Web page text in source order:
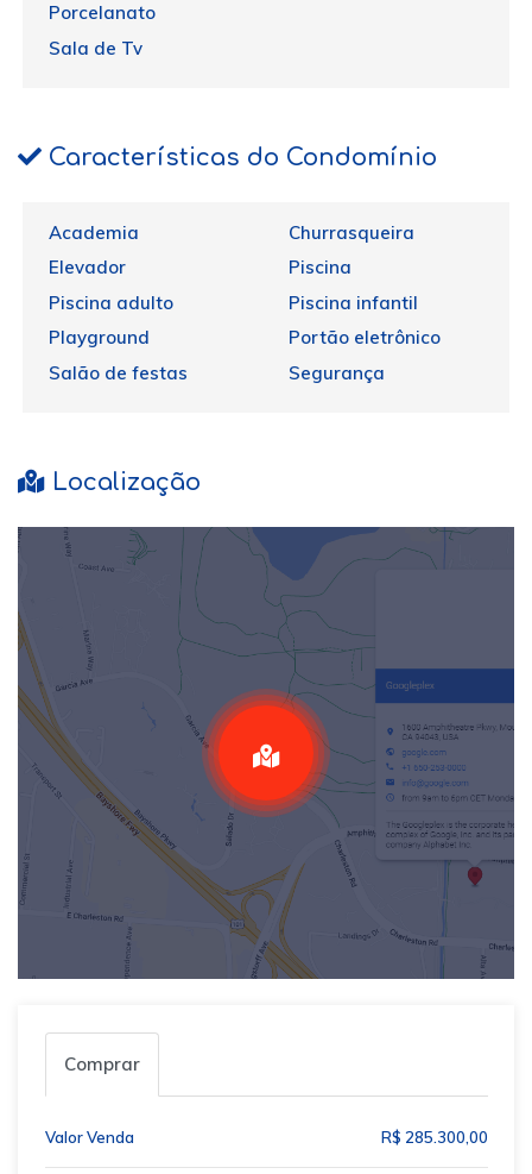
Porcelanato
Sala de Tv
Características do Condomínio
Academia
Churrasqueira
Elevador
Piscina
Piscina adulto
Piscina infantil
Playground
Portão eletrônico
Salão de festas
Segurança
Localização
Comprar
Valor Venda R$ 285.300,00